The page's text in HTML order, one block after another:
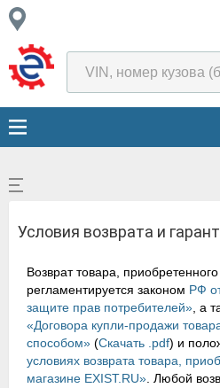
Условия возврата и
Возврат товара,
регламентируется законом РФ
защите прав потребителей» , а
«Договора купли-продажи
способом» (Скачать .pdf) и
условиях возврата товара,
магазине EXIST.RU» . Любой